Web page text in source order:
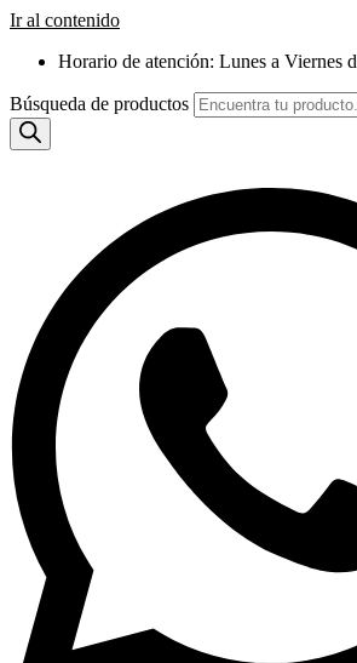
Ir al contenido
Horario de atención: Lunes a Viernes
Búsqueda de productos